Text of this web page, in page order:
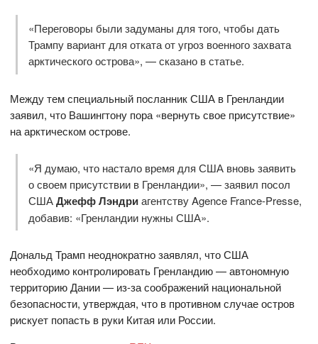
«Переговоры были задуманы для того, чтобы дать
Трампу вариант для отката от угроз военного захвата
арктического острова», — сказано в статье.
Между тем специальный посланник США в Гренландии
заявил, что Вашингтону пора «вернуть свое присутствие»
на арктическом острове.
«Я думаю, что настало время для США вновь заявить
о своем присутствии в Гренландии», — заявил посол
СШАДжефф Лэндриагентству Agence France-Presse,
добавив: «Гренландии нужны США».
Дональд Трамп неоднократно заявлял, что США
необходимо контролировать Гренландию — автономную
территорию Дании — из-за соображений национальной
безопасности, утверждая, что в противном случае остров
рискует попасть в руки Китая или России.